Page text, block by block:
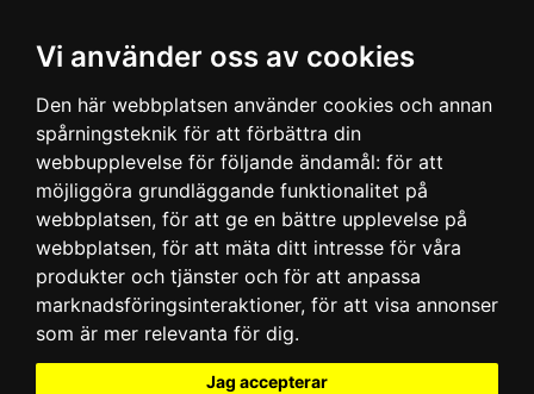
Vi använder oss av cookies
Den här webbplatsen använder cookies och annan
spårningsteknik för att förbättra din
webbupplevelse för följande ändamål: för att
möjliggöra grundläggande funktionalitet på
webbplatsen, för att ge en bättre upplevelse på
webbplatsen, för att mäta ditt intresse för våra
produkter och tjänster och för att anpassa
marknadsföringsinteraktioner, för att visa annonser
som är mer relevanta för dig.
Jag accepterar